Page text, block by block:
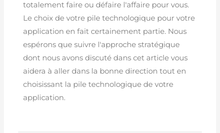
totalement faire ou défaire l'affaire pour vous.
Le choix de votre pile technologique pour votre
application en fait certainement partie. Nous
espérons que suivre l'approche stratégique
dont nous avons discuté dans cet article vous
aidera à aller dans la bonne direction tout en
choisissant la pile technologique de votre
application.